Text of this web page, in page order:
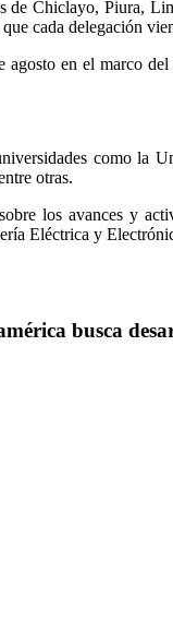
de Chiclayo, Piura,
cada delegación
agosto en el marco
como
otras.
los avances y
Eléctrica y
busca